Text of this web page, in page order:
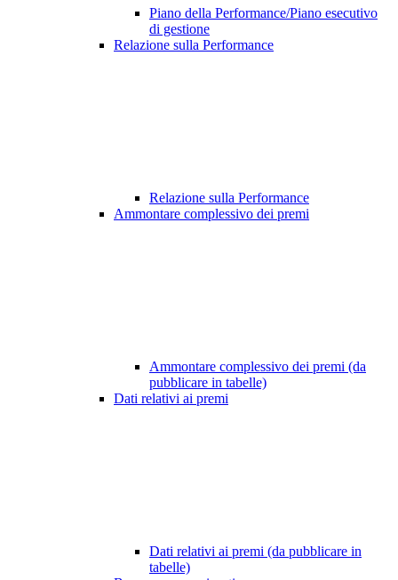
Piano della Performance/Piano esecutivo
di gestione
Relazione sulla Performance
Relazione sulla Performance
Ammontare complessivo dei premi
Ammontare complessivo dei premi (da
pubblicare in tabelle)
Dati relativi ai premi
Dati relativi ai premi (da pubblicare in
tabelle)